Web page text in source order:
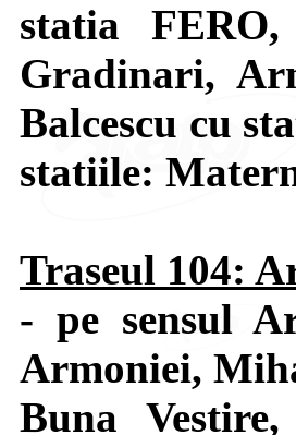
statia
Gradinari,
Balcescu cu
statiile:
Traseul 104:
- pe sensul
Armoniei,
Buna